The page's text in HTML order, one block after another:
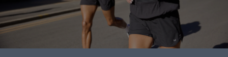
Vegane Protein Haferriegel | Gesundes